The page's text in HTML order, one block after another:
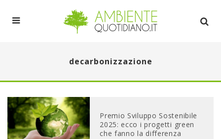
decarbonizzazione
Premio Sviluppo Sostenibile
2025: ecco i progetti green
che fanno la differenza